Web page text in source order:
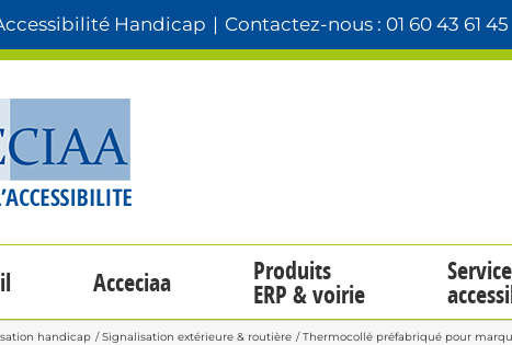
Handicap | Contactez-nous : 01 60 43 61 45
Acceciaa Produits
ERP & voirie
handicap Signalisation extérieure & routière Thermocollé préfabriqué pour